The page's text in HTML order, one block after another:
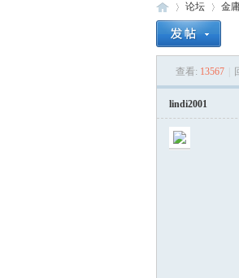
论坛
›
金
查看: 13567
lindi2001